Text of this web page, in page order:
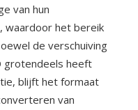
van hun
waardoor het bereik
de verschuiving
grotendeels heeft
blijft het formaat
van